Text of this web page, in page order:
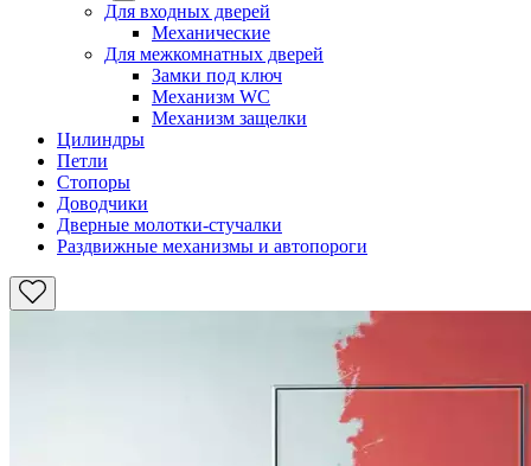
Для входных дверей
Механические
Для межкомнатных дверей
Замки под ключ
Механизм WC
Механизм защелки
Цилиндры
Петли
Стопоры
Доводчики
Дверные молотки-стучалки
Раздвижные механизмы и автопороги